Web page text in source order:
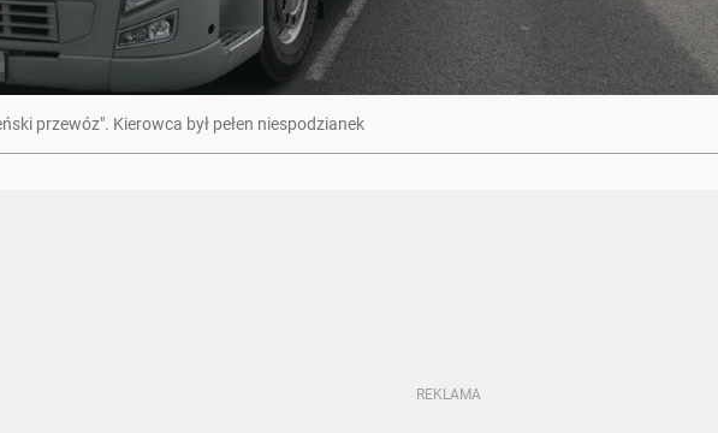
przewóz". Kierowca był pełen niespodzianek